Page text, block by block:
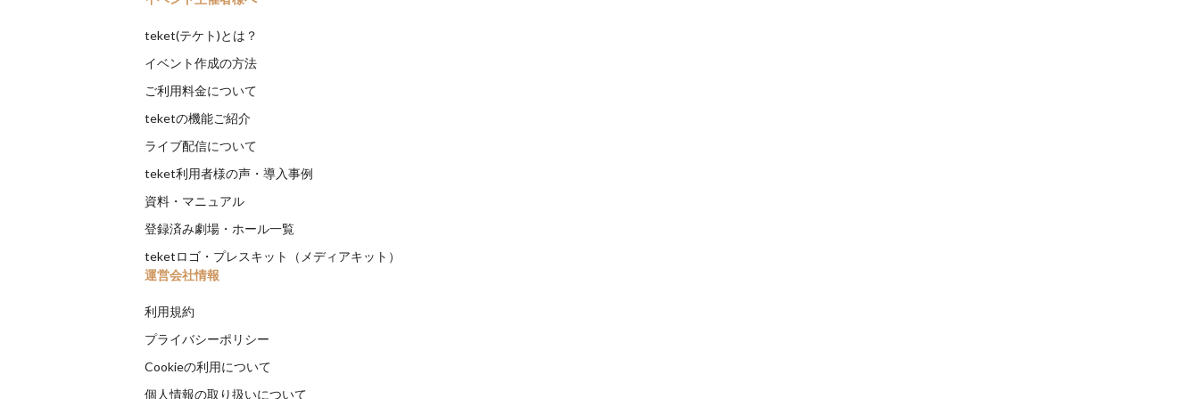
teket(テケト)とは？
イベント作成の方法
ご利用料金について
teketの機能ご紹介
ライブ配信について
teket利用者様の声・導入事例
資料・マニュアル
登録済み劇場・ホール一覧
teketロゴ・プレスキット（メディアキット）
運営会社情報
利用規約
プライバシーポリシー
Cookieの利用について
個人情報の取り扱いについて